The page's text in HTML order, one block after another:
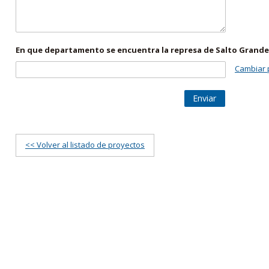
En que departamento se encuentra la represa de Salto
Cambiar
Enviar
<< Volver al listado de proyectos